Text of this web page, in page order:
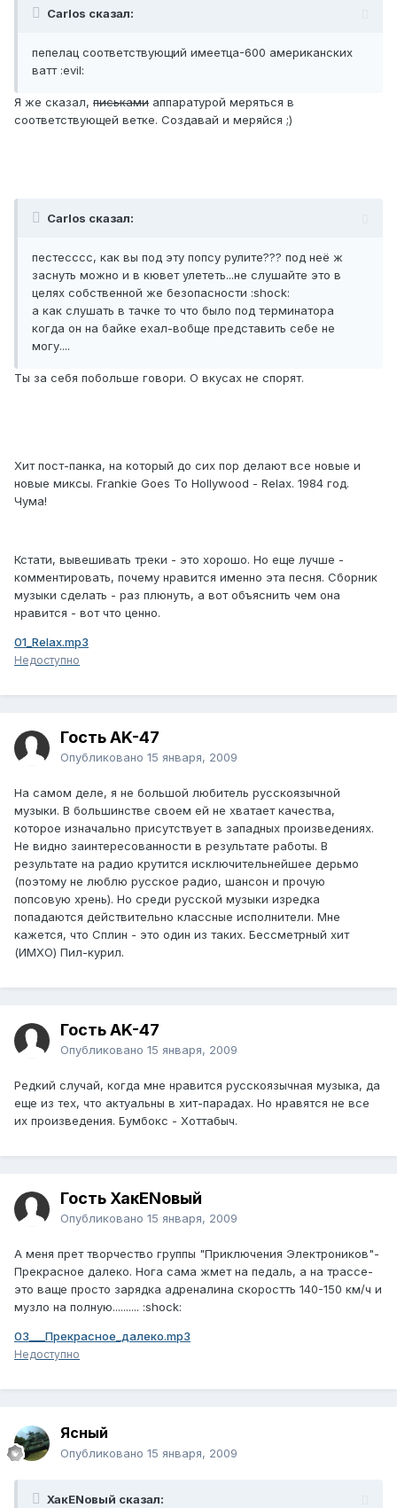
Carlos сказал:
пепелац соответствующий имеетца-600 американских
ватт :evil:
Я же сказал, письками аппаратурой меряться в
соответствующей ветке. Создавай и меряйся ;)
Carlos сказал:
пестесссс, как вы под эту попсу рулите??? под неё ж
заснуть можно и в кювет улететь...не слушайте это в
целях собственной же безопасности :shock:
а как слушать в тачке то что было под терминатора
когда он на байке ехал-вобще представить себе не
могу....
Ты за себя побольше говори. О вкусах не спорят.
Хит пост-панка, на который до сих пор делают все новые и
новые миксы. Frankie Goes To Hollywood - Relax. 1984 год.
Чума!
Кстати, вывешивать треки - это хорошо. Но еще лучше -
комментировать, почему нравится именно эта песня. Сборник
музыки сделать - раз плюнуть, а вот объяснить чем она
нравится - вот что ценно.
01_Relax.mp3
Недоступно
Гость AK-47
Опубликовано 15 января, 2009
На самом деле, я не большой любитель русскоязычной
музыки. В большинстве своем ей не хватает качества,
которое изначально присутствует в западных произведениях.
Не видно заинтересованности в результате работы. В
результате на радио крутится исключительнейшее дерьмо
(поэтому не люблю русское радио, шансон и прочую
попсовую хрень). Но среди русской музыки изредка
попадаются действительно классные исполнители. Мне
кажется, что Сплин - это один из таких. Бессметрный хит
(ИМХО) Пил-курил.
Гость AK-47
Опубликовано 15 января, 2009
Редкий случай, когда мне нравится русскоязычная музыка, да
еще из тех, что актуальны в хит-парадах. Но нравятся не все
их произведения. Бумбокс - Хоттабыч.
Гость ХакENовый
Опубликовано 15 января, 2009
А меня прет творчество группы "Приключения Электроников"-
Прекрасное далеко. Нога сама жмет на педаль, а на трассе-
это ваще просто зарядка адреналина скоростть 140-150 км/ч и
музло на полную.......... :shock:
03___Прекрасное_далеко.mp3
Недоступно
Ясный
Опубликовано 15 января, 2009
ХакENовый сказал: